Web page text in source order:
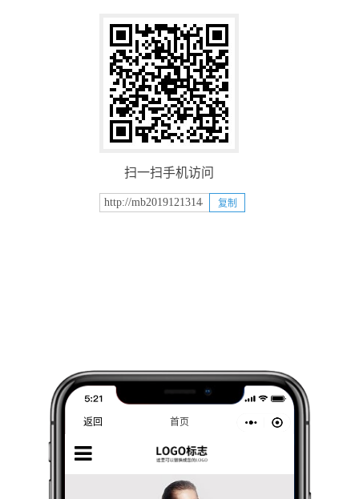
扫一扫手机访问
复制
首页
返回